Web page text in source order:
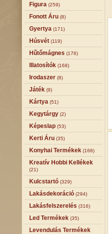
Figura (259)
Fonott Áru (8)
Gyertya (171)
Húsvét (119)
Hűtőmágnes (176)
Illatosítók (168)
Irodaszer (8)
Játék (9)
Kártya (51)
Kegytárgy (2)
Képeslap (53)
Kerti Áru (35)
Konyhai Termékek (168)
Kreatív Hobbi Kellékek
(21)
Kulcstartó (329)
Lakásdekoráció (294)
Lakásfelszerelés (316)
Led Termékek (35)
Levendulás Termékek